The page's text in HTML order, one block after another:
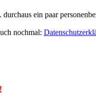
ein paar
nochmal: